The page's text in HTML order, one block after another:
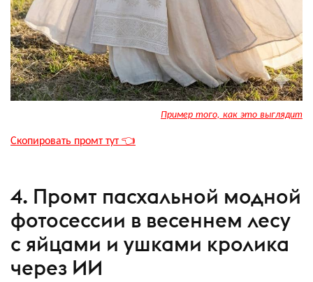
Пример того, как это выглядит
Скопировать промт тут 👈
4. Промт пасхальной модной
фотосессии в весеннем лесу
с яйцами и ушками кролика
через ИИ